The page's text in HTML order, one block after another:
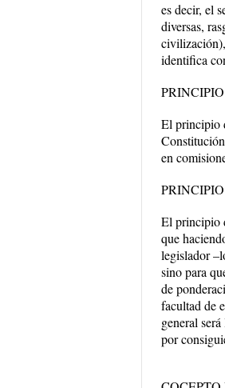
es decir, el
diversas,
identifica
El principio
en
El principio
que
legislador
sino para
de
facultad de
general
por